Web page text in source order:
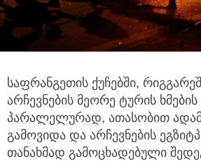
საფრანგეთის ქუჩებში,
არჩევნების მეორე ტურის
პარალელურად, ათასობით
გამოვიდა და არჩევნების
თანახმად გამოცხადებული